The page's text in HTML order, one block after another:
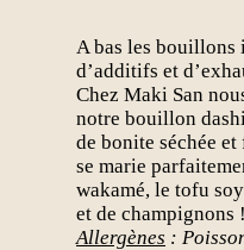
A bas les bouillons
d’additifs et
Chez Maki San
notre bouillon
de bonite séchée
se marie
wakamé, le tofu
et de champignons !
Allergènes :